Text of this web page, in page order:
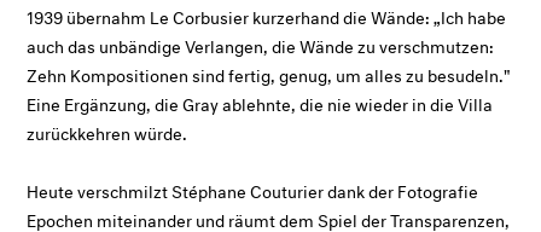
1939 übernahm Le Corbusier kurzerhand die Wände: „Ich habe
auch das unbändige Verlangen, die Wände zu verschmutzen:
Zehn Kompositionen sind fertig, genug, um alles zu besudeln."
Eine Ergänzung, die Gray ablehnte, die nie wieder in die Villa
zurückkehren würde.
Heute verschmilzt Stéphane Couturier dank der Fotografie
Epochen miteinander und räumt dem Spiel der Transparenzen,